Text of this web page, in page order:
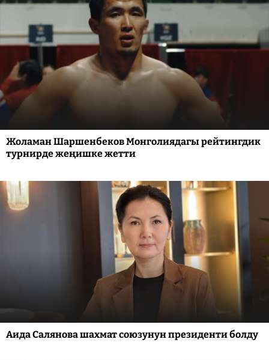
Жоламан Шаршенбеков Монголиядагы рейтингдик
турнирде жеңишке жетти
Аида Салянова шахмат союзунун президенти болду